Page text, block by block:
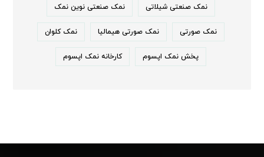
نمک صنعتی شیلاتی نمک صنعتی نوین نمک
نمک صورتی نمک صورتی هیمالیا نمک کلوان
پخش نمک اپسوم کارخانه نمک اپسوم